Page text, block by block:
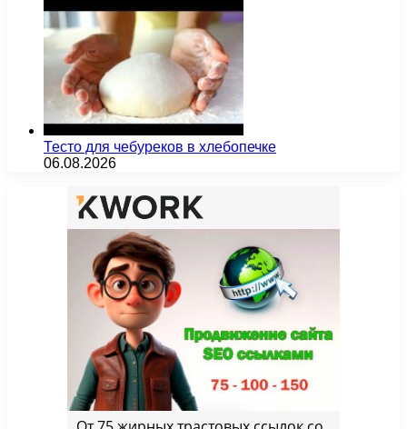
Тесто для чебуреков в хлебопечке
06.08.2026